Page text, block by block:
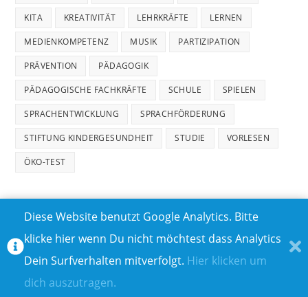
KITA KREATIVITÄT LEHRKRÄFTE LERNEN
MEDIENKOMPETENZ MUSIK PARTIZIPATION
PRÄVENTION PÄDAGOGIK
PÄDAGOGISCHE FACHKRÄFTE SCHULE SPIELEN
SPRACHENTWICKLUNG SPRACHFÖRDERUNG
STIFTUNG KINDERGESUNDHEIT STUDIE VORLESEN
ÖKO-TEST
TEILNAHMEBEDINGUNGEN FÜR GEWINNSPIELE
IMPRESSUM
ÜBER UNS I
Diese Website benutzt Google Analytics. Bitte
klicke hier wenn Du nicht möchtest dass Analytics
Dein Surfverhalten mitverfolgt. Hier klicken um
dich auszutragen.